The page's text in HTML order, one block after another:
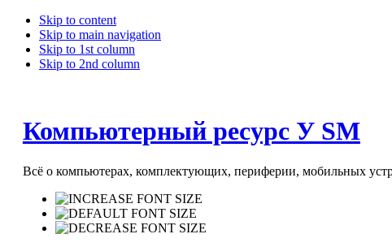
Skip to content
Skip to main navigation
Skip to 1st column
Skip to 2nd column
Компьютерный ресурс У SM
Всё о компьютерах, комплектующих, периферии, мобильных